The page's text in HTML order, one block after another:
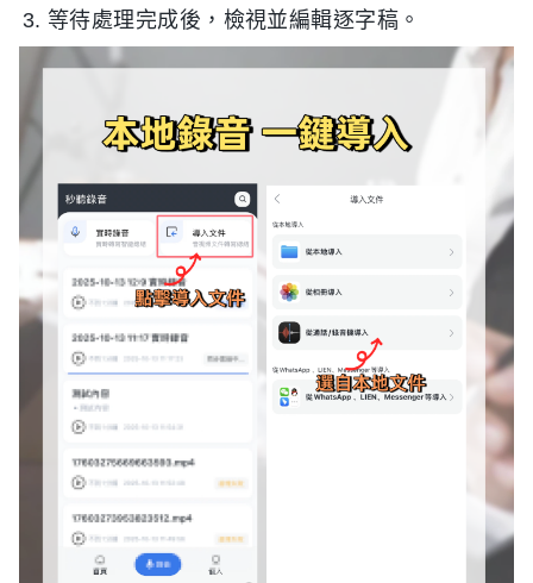
等待處理完成後，檢視並編輯逐字稿。